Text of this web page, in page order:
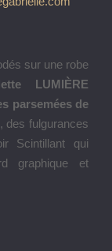
sur une robe
LUMIÈRE
parsemées de
des fulgurances
Scintillant qui
graphique et